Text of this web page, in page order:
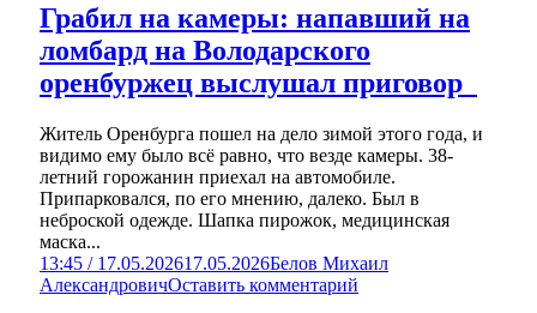
Грабил на камеры: напавший на
ломбард на Володарского
оренбуржец выслушал приговор
Житель Оренбурга пошел на дело зимой этого года, и
видимо ему было всё равно, что везде камеры. 38-
летний горожанин приехал на автомобиле.
Припарковался, по его мнению, далеко. Был в
неброской одежде. Шапка пирожок, медицинская
маска...
13:45 / 17.05.202617.05.2026Белов Михаил
АлександровичОставить комментарий